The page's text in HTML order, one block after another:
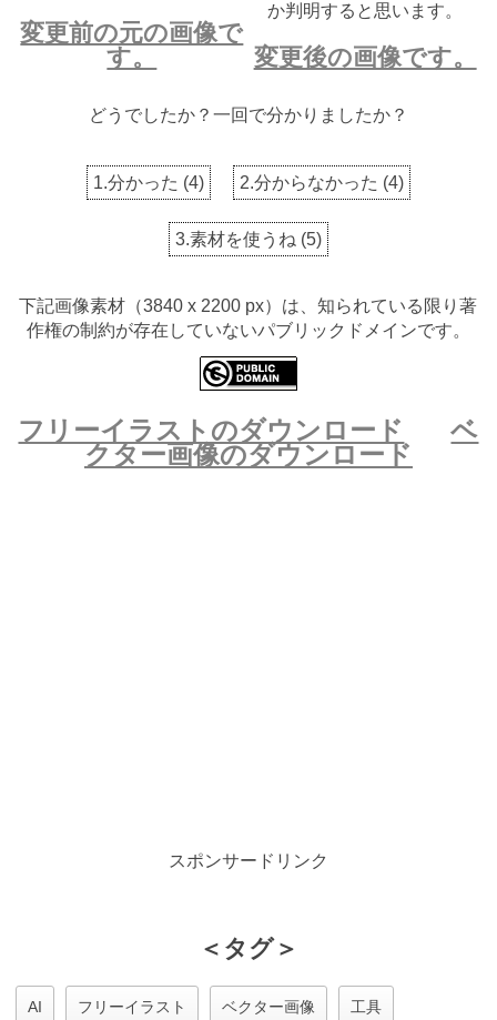
か判明すると思います。
変更前の元の画像で
す。
変更後の画像です。
どうでしたか？一回で分かりましたか？
1.分かった (4) 2.分からなかった (4)
3.素材を使うね (5)
下記画像素材（3840 x 2200 px）は、知られている限り著
作権の制約が存在していないパブリックドメインです。
フリーイラストのダウンロード
ベ
クター画像のダウンロード
スポンサードリンク
＜タグ＞
AI フリーイラスト ベクター画像 工具